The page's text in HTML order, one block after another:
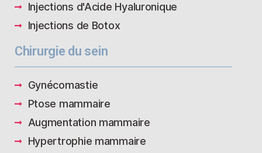
Injections d'Acide Hyaluronique
Injections de Botox
Chirurgie du sein
Gynécomastie
Ptose mammaire
Augmentation mammaire
Hypertrophie mammaire